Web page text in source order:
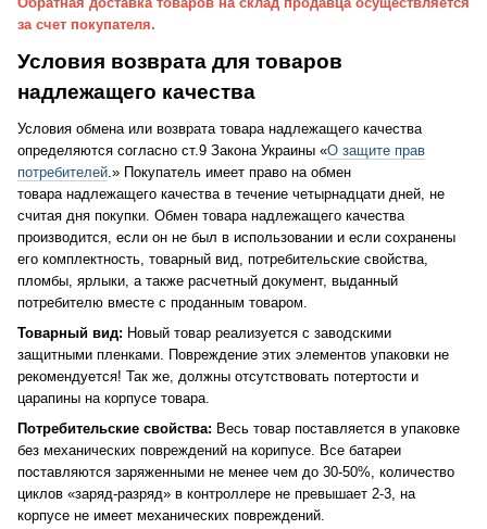
за счет покупателя.
Условия возврата для товаров
надлежащего качества
Условия обмена или возврата товара надлежащего качества
определяются согласно ст.9 Закона Украины «О защите прав
потребителей.» Покупатель имеет право на обмен
товара надлежащего качества в течение четырнадцати дней, не
считая дня покупки. Обмен товара надлежащего качества
производится, если он не был в использовании и если сохранены
его комплектность, товарный вид, потребительские свойства,
пломбы, ярлыки, а также расчетный документ, выданный
потребителю вместе с проданным товаром.
Товарный вид: Новый товар реализуется с заводскими
защитными пленками. Повреждение этих элементов упаковки не
рекомендуется! Так же, должны отсутствовать потертости и
царапины на корпусе товара.
Потребительские свойства: Весь товар поставляется в упаковке
без механических повреждений на корипусе. Все батареи
поставляются заряженными не менее чем до 30-50%, количество
циклов «заряд-разряд» в контроллере не превышает 2-3, на
корпусе не имеет механических повреждений.